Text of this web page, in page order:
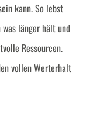
kann. So lebst
länger hält und
Ressourcen.
vollen Werterhalt